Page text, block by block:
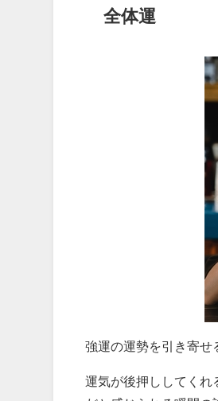
全体運
強運の運勢を引き寄せ
運気が後押ししてくれ